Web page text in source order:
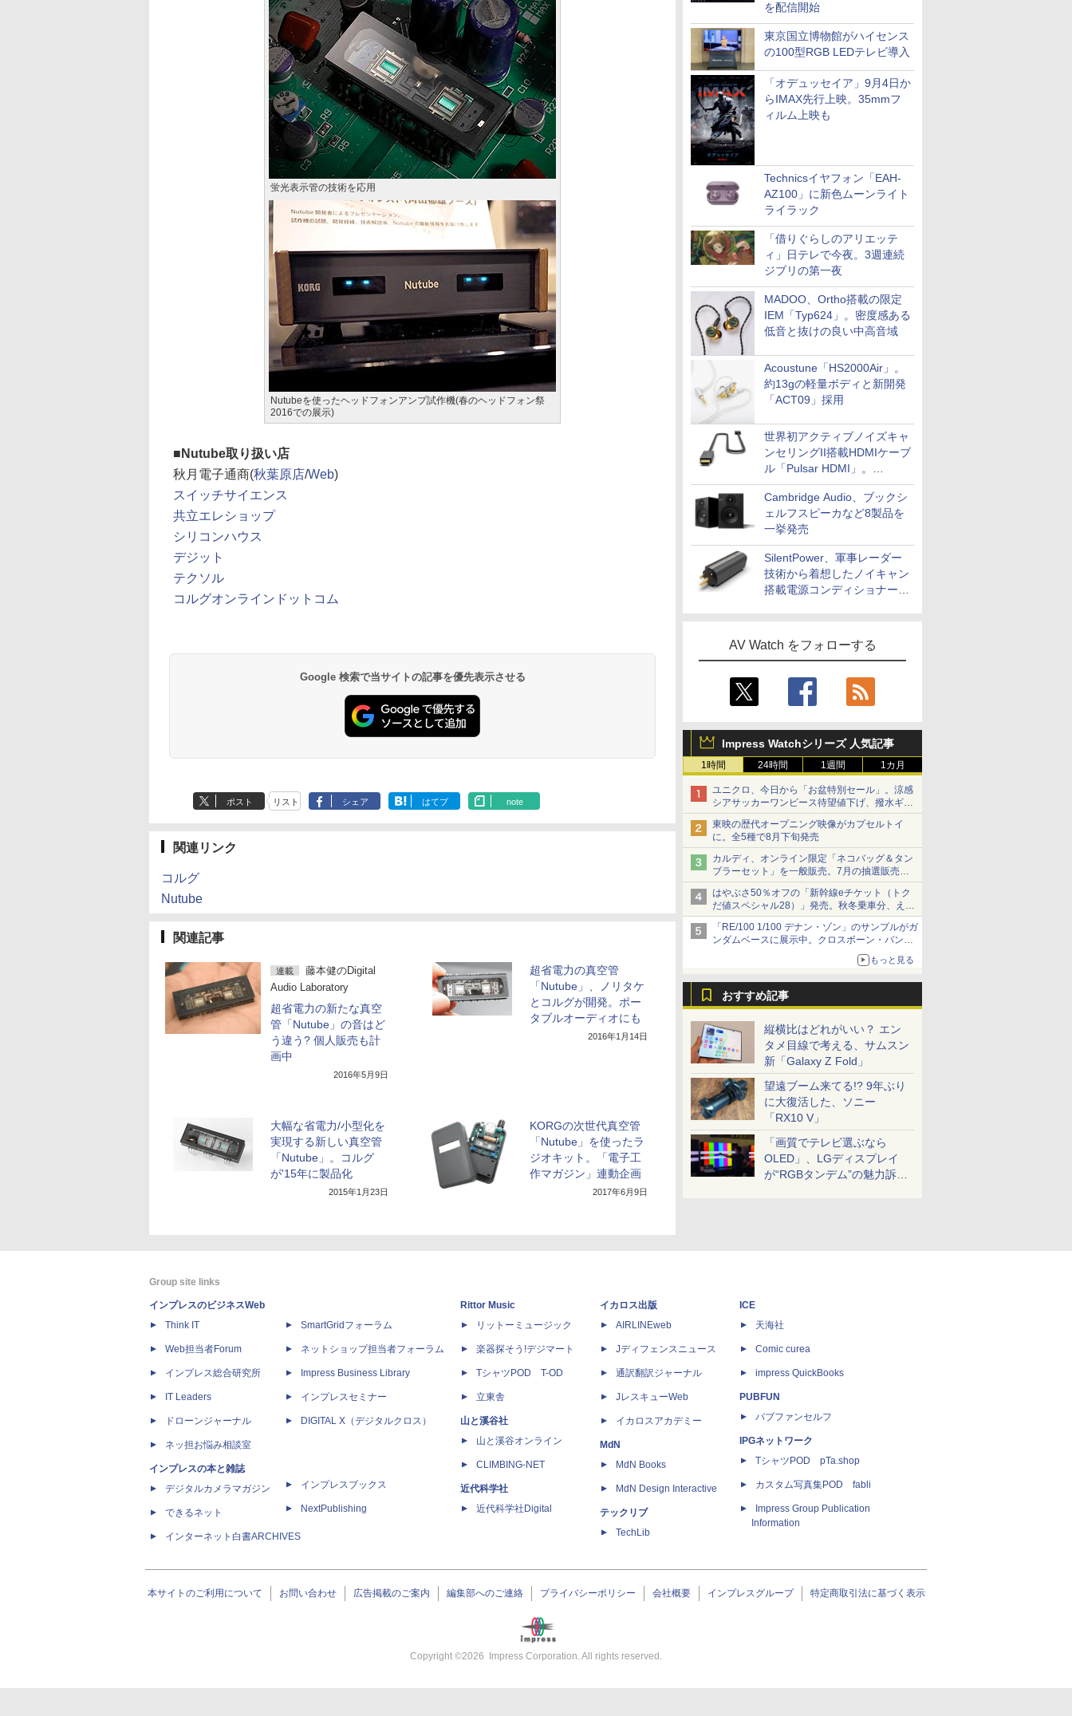
を配信開始
東京国立博物館がハイセンス
の100型RGB LEDテレビ導入
「オデュッセイア」9月4日か
らIMAX先行上映。35mmフ
ィルム上映も
Technicsイヤフォン「EAH-
AZ100」に新色ムーンライト
ライラック
「借りぐらしのアリエッテ
ィ」日テレで今夜。3週連続
ジブリの第一夜
MADOO、Ortho搭載の限定
IEM「Typ624」。密度感ある
低音と抜けの良い中高音域
Acoustune「HS2000Air」。
約13gの軽量ボディと新開発
「ACT09」採用
世界初アクティブノイズキャ
ンセリングII搭載HDMIケーブ
ル「Pulsar HDMI」。
SilentPowerから
Cambridge Audio、ブックシ
ェルフスピーカなど8製品を
一挙発売
SilentPower、軍事レーダー
技術から着想したノイキャン
搭載電源コンディショナー
AV Watch をフォローする
Impress Watchシリーズ 人気記事
1時間 24時間 1週間 1カ月
ユニクロ、今日から「お盆特別セール」。涼感
シアサッカーワンピース待望値下げ、撥水ギア
ショーツは1990円に
東映の歴代オープニング映像がカプセルトイ
に。全5種で8月下旬発売
カルディ、オンライン限定「ネコバッグ＆タン
ブラーセット」を一般販売。7月の抽選販売の
当選無効分
はやぶさ50％オフの「新幹線eチケット（トク
だ値スペシャル28）」発売。秋冬乗車分、えき
ねっと限定
「RE/100 1/100 デナン・ゾン」のサンプルがガ
ンダムベースに展示中。クロスボーン・バンガ
ードの制式量産機が間もなく発送【ガンダムベ
もっと見る
おすすめ記事
縦横比はどれがいい？ エン
タメ目線で考える、サムスン
新「Galaxy Z Fold」
望遠ブーム来てる!? 9年ぶり
に大復活した、ソニー
「RX10 V」
「画質でテレビ選ぶなら
OLED」、LGディスプレイ
が“RGBタンデム”の魅力訴
蛍光表示管の技術を応用
Nutubeを使ったヘッドフォンアンプ試作機(春のヘッドフォン祭
2016での展示)
Nutube取り扱い店
秋月電子通商(秋葉原店/Web)
スイッチサイエンス
共立エレショップ
シリコンハウス
デジット
テクソル
コルグオンラインドットコム
Google 検索で当サイトの記事を優先表示させる
ポスト リスト シェア はてブ note
関連リンク
コルグ
Nutube
関連記事
連載
藤本健のDigital
Audio Laboratory
超省電力の新たな真空
管「Nutube」の音はど
う違う? 個人販売も計
画中
2016年5月9日
超省電力の真空管
「Nutube」、ノリタケ
とコルグが開発。ポー
タブルオーディオにも
2016年1月14日
大幅な省電力/小型化を
実現する新しい真空管
「Nutube」。コルグ
が'15年に製品化
2015年1月23日
KORGの次世代真空管
「Nutube」を使ったラ
ジオキット。「電子工
作マガジン」連動企画
2017年6月9日
Group site links
インプレスのビジネスWeb
Think IT
Web担当者Forum
インプレス総合研究所
IT Leaders
ドローンジャーナル
ネッ担お悩み相談室
インプレスの本と雑誌
デジタルカメラマガジン
できるネット
インターネット白書ARCHIVES
SmartGridフォーラム
ネットショップ担当者フォーラム
Impress Business Library
インプレスセミナー
DIGITAL X（デジタルクロス）
インプレスブックス
NextPublishing
Rittor Music
リットーミュージック
楽器探そう!デジマート
TシャツPOD T-OD
立東舎
山と溪谷社
山と溪谷オンライン
CLIMBING-NET
近代科学社
近代科学社Digital
イカロス出版
AIRLINEweb
Jディフェンスニュース
通訳翻訳ジャーナル
JレスキューWeb
イカロスアカデミー
MdN
MdN Books
MdN Design Interactive
テックリブ
TechLib
ICE
天海社
Comic curea
impress QuickBooks
PUBFUN
パブファンセルフ
IPGネットワーク
TシャツPOD pTa.shop
カスタム写真集POD fabli
Impress Group Publication
Information
本サイトのご利用について お問い合わせ 広告掲載のご案内 編集部へのご連絡 プライバシーポリシー 会社概要 インプレスグループ 特定商取引法に基づく表示
Copyright ©2026 Impress Corporation. All rights reserved.